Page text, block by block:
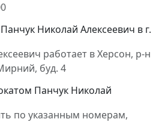
Николай Алексеевич в г.
работает в Херсон, р-н
буд. 4
Панчук Николай
по указанным номерам,